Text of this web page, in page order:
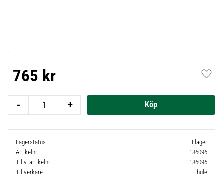
765 kr
+
-
Lagerstatus
I lager
Artikelnr
186096
Tillv. artikelnr
186096
Tillverkare
Thule